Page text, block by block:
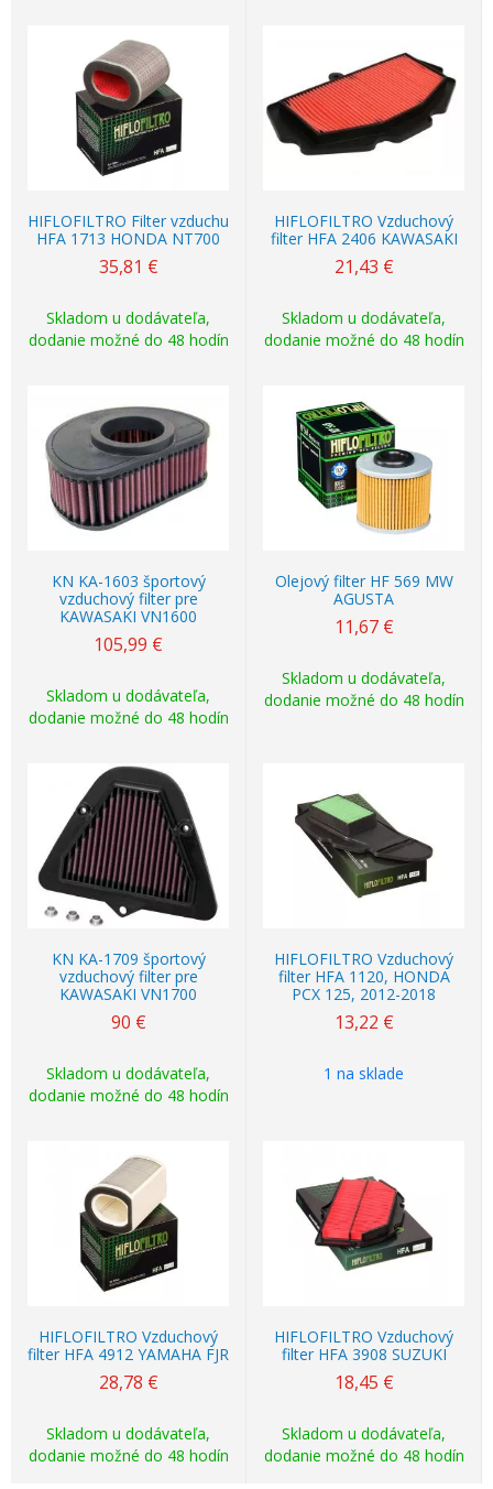
HIFLOFILTRO Filter vzduchu
HFA 1713 HONDA NT700
35,81 €
Skladom u dodávateľa,
dodanie možné do 48 hodín
HIFLOFILTRO Vzduchový
filter HFA 2406 KAWASAKI
21,43 €
Skladom u dodávateľa,
dodanie možné do 48 hodín
KN KA-1603 športový
vzduchový filter pre
KAWASAKI VN1600
105,99 €
Skladom u dodávateľa,
dodanie možné do 48 hodín
Olejový filter HF 569 MW
AGUSTA
11,67 €
Skladom u dodávateľa,
dodanie možné do 48 hodín
KN KA-1709 športový
vzduchový filter pre
KAWASAKI VN1700
90 €
Skladom u dodávateľa,
dodanie možné do 48 hodín
HIFLOFILTRO Vzduchový
filter HFA 1120, HONDA
PCX 125, 2012-2018
13,22 €
1 na sklade
HIFLOFILTRO Vzduchový
filter HFA 4912 YAMAHA FJR
28,78 €
Skladom u dodávateľa,
dodanie možné do 48 hodín
HIFLOFILTRO Vzduchový
filter HFA 3908 SUZUKI
18,45 €
Skladom u dodávateľa,
dodanie možné do 48 hodín